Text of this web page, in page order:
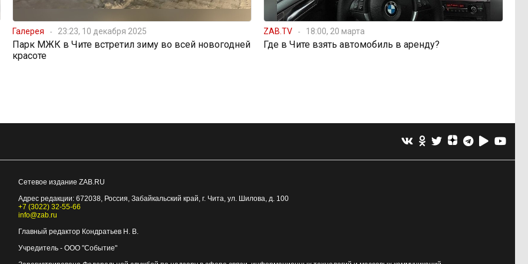
Галерея 23:23, 10 декабря 2025
Парк МЖК в Чите встретил зиму во всей новогодней
красоте
ZAB.TV 18:00, 20 марта
Где в Чите взять автомобиль в аренду?
Сетевое издание ZAB.RU
Адрес редакции: 672038, Россия, Забайкальский край, г. Чита, ул. Шилова, д. 100
+7 (3022) 32-55-66
info@zab.ru
Главный редактор Кондратьев Н. В.
Учредитель - ООО "Событие"